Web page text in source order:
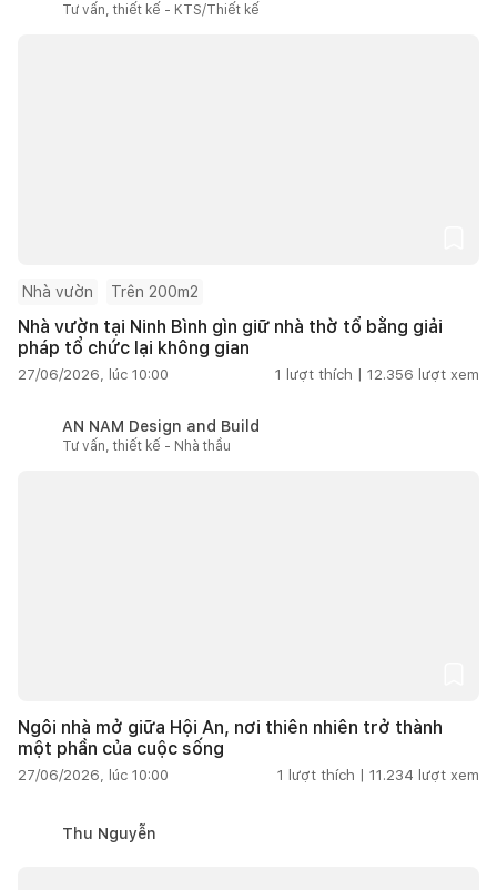
Tư vấn, thiết kế - KTS/Thiết kế
Nhà vườn Trên 200m2
Nhà vườn tại Ninh Bình gìn giữ nhà thờ tổ bằng giải
pháp tổ chức lại không gian
27/06/2026, lúc 10:00 1 lượt thích | 12.356 lượt xem
AN NAM Design and Build
Tư vấn, thiết kế - Nhà thầu
Ngôi nhà mở giữa Hội An, nơi thiên nhiên trở thành
một phần của cuộc sống
27/06/2026, lúc 10:00 1 lượt thích | 11.234 lượt xem
Thu Nguyễn